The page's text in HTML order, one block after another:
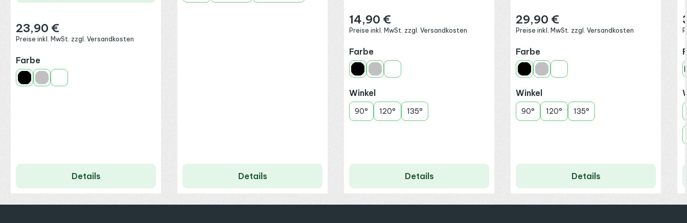
Regulärer Preis:
23,90 €
Preise inkl. MwSt. zzgl. Versandkosten
Farbeauswählen
Schwarz
Silber Weiß
Details Details
Regulärer Preis:
14,90 €
Preise inkl. MwSt. zzgl. Versandkosten
Farbeauswählen
Schwarz
Silber Weiß
Winkelauswählen
90° 120° 135°
Details
Regulärer Preis:
29,90 €
Preise inkl. MwSt. zzgl. Versandkosten
Farbeauswählen
Schwarz
Silber Weiß
Winkelauswählen
90° 120° 135°
Details